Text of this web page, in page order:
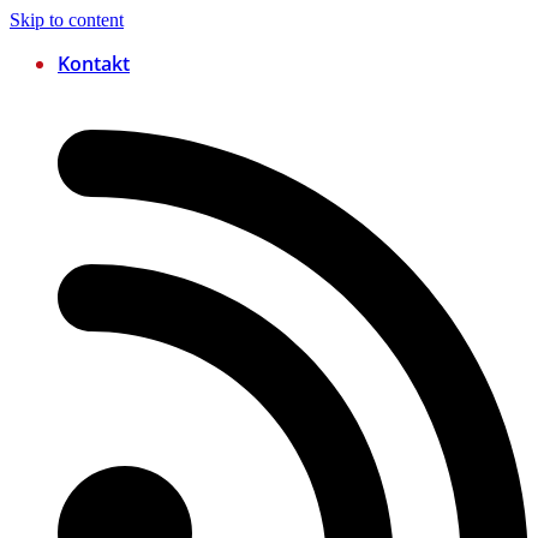
Skip to content
Kontakt